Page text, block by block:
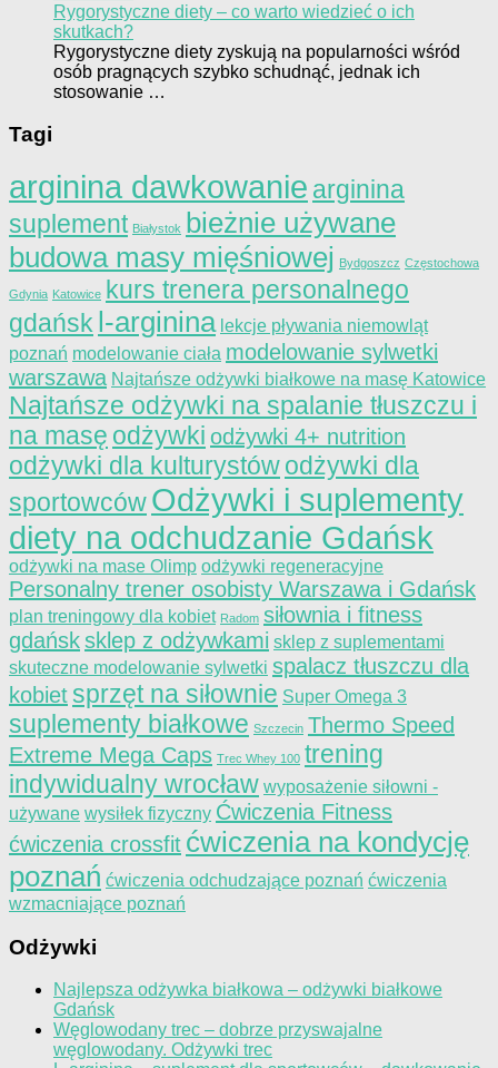
Rygorystyczne diety – co warto wiedzieć o ich
skutkach?
Rygorystyczne diety zyskują na popularności wśród
osób pragnących szybko schudnąć, jednak ich
stosowanie …
Tagi
arginina dawkowanie arginina
suplement Białystok bieżnie używane
budowa masy mięśniowej Bydgoszcz Częstochowa
Gdynia Katowice kurs trenera personalnego
gdańsk l-arginina lekcje pływania niemowląt
poznań modelowanie ciała modelowanie sylwetki
warszawa Najtańsze odżywki białkowe na masę Katowice
Najtańsze odżywki na spalanie tłuszczu i
na masę odżywki odżywki 4+ nutrition
odżywki dla kulturystówodżywki dla
sportowcówOdżywki i suplementy
diety na odchudzanie Gdańsk
odżywki na mase Olimp odżywki regeneracyjne
Personalny trener osobisty Warszawa i Gdańsk
plan treningowy dla kobiet Radom siłownia i fitness
gdańsksklep z odżywkami sklep z suplementami
skuteczne modelowanie sylwetki spalacz tłuszczu dla
kobiet sprzęt na siłownie Super Omega 3
suplementy białkowe Szczecin Thermo Speed
Extreme Mega Caps Trec Whey 100 trening
indywidualny wrocław wyposażenie siłowni -
używane wysiłek fizyczny Ćwiczenia Fitness
ćwiczenia crossfit ćwiczenia na kondycję
poznań ćwiczenia odchudzające poznań ćwiczenia
wzmacniające poznań
Odżywki
Najlepsza odżywka białkowa – odżywki białkowe
Gdańsk
Węglowodany trec – dobrze przyswajalne
węglowodany. Odżywki trec